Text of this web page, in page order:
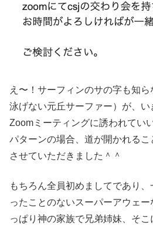
え〜！サーフィンのサの字も知
泳げない元丘サーファー）が、
Zoomミーティングに誘われてい
パターンの場合、道が開かれる
させていただきました＾＾
もちろん全員初めましてであり
ったことのないスーパーアウェ
っぱり神の家族で兄弟姉妹、そ